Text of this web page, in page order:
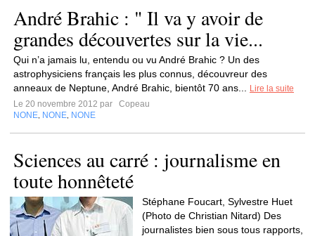
André Brahic : " Il va y avoir de
grandes découvertes sur la vie...
Qui n’a jamais lu, entendu ou vu André Brahic ? Un des
astrophysiciens français les plus connus, découvreur des
anneaux de Neptune, André Brahic, bientôt 70 ans...
Lire la suite
Le 20 novembre 2012 par
Copeau
NONE NONE NONE
Sciences au carré : journalisme en
toute honnêteté
Stéphane Foucart, Sylvestre Huet
(Photo de Christian Nitard) Des
journalistes bien sous tous rapports,